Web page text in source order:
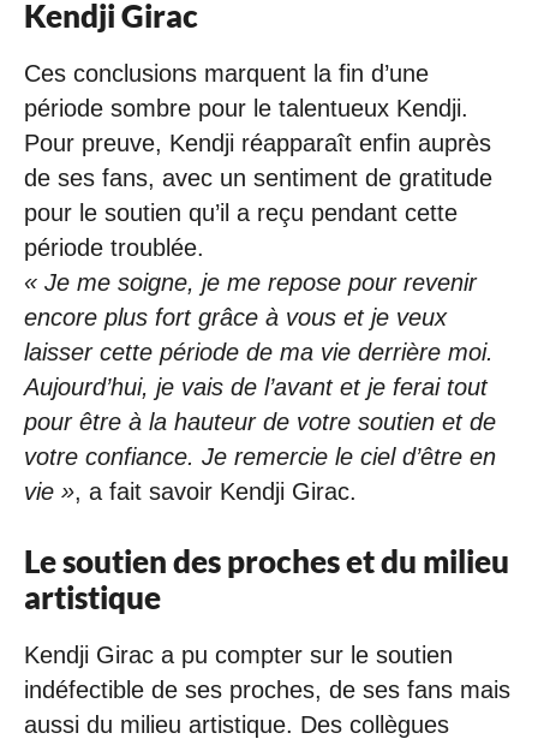
Kendji Girac
Ces conclusions marquent la fin d’une
période sombre pour le talentueux Kendji.
Pour preuve, Kendji réapparaît enfin auprès
de ses fans, avec un sentiment de gratitude
pour le soutien qu’il a reçu pendant cette
période troublée.
« Je me soigne, je me repose pour revenir
encore plus fort grâce à vous et je veux
laisser cette période de ma vie derrière moi.
Aujourd’hui, je vais de l’avant et je ferai tout
pour être à la hauteur de votre soutien et de
votre confiance. Je remercie le ciel d’être en
vie », a fait savoir Kendji Girac.
Le soutien des proches et du milieu
artistique
Kendji Girac a pu compter sur le soutien
indéfectible de ses proches, de ses fans mais
aussi du milieu artistique. Des collègues